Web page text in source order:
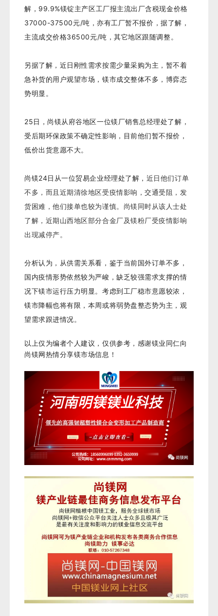
解，99.9%镁锭主产区工厂报主流出厂含税现金价格
37000-37500元/吨，亦有工厂暂不报价，据了解，
主流成交价格36500元/吨，其它地区跟随调整。
另据了解，近日刚性需求按需少量采购为主，暂不着
急补货的用户观望市场，镁市成交整体不多，博弈态
势明显。
25日，尚镁从府谷地区一位镁厂销售总经理处了解，
受后期环保政策不确定性影响，目前他们暂不报价，
低价出货意愿不大。
尚镁24日从一位贸易企业经理处了解 ， 近日他们订单
不多，而且近期清徐地区受疫情影响，交通受阻，发
货困难，他们接单也较为谨慎。 尚镁同时从该人士处
了解，近期山西地区部分合金厂及镁粉厂受疫情影响
出现减停产。
分析认为，从供需关系看，鉴于当前国外订单不多，
国内疫情形势依然较为严峻，缺乏较强需求支撑的情
况下镁市运行压力明显。 考虑到工厂稳市意愿较浓，
镁市降幅也将有限，本周或将弱势盘整态势为主，观
望需求跟进情况。
以上仅为编者个人建议，仅供参考，感谢镁业同仁向
尚镁网热情分享镁市场信息！